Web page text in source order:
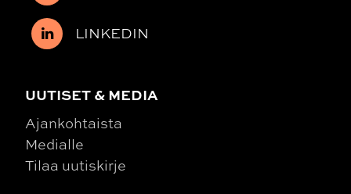
LINKEDIN
UUTISET & MEDIA
Ajankohtaista
Medialle
Tilaa uutiskirje